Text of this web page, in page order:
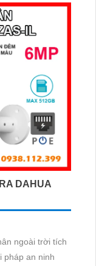
DAHUA
ngoài trời tích
pháp an ninh